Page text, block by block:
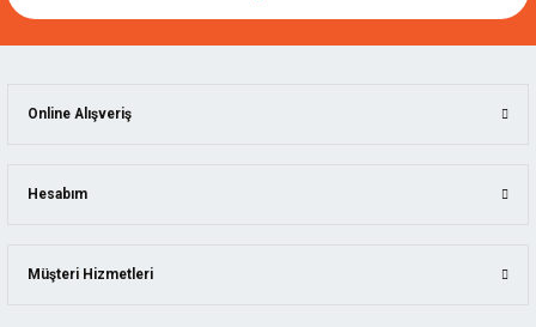
Online Alışveriş
Hesabım
Müşteri Hizmetleri